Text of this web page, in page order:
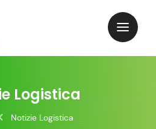
Logistica
Notizie Logistica